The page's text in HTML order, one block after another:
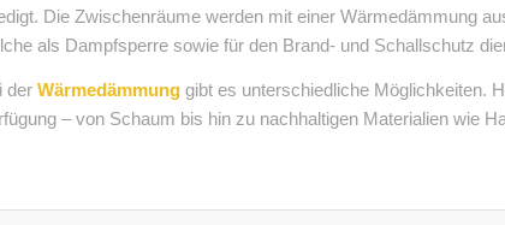
Die Zwischenräume werden mit einer Wärmedämmung
als Dampfsperre sowie für den Brand- und Schallschutz
der Wärmedämmunggibt es unterschiedliche Möglichkeiten.
– von Schaum bis hin zu nachhaltigen Materialien wie